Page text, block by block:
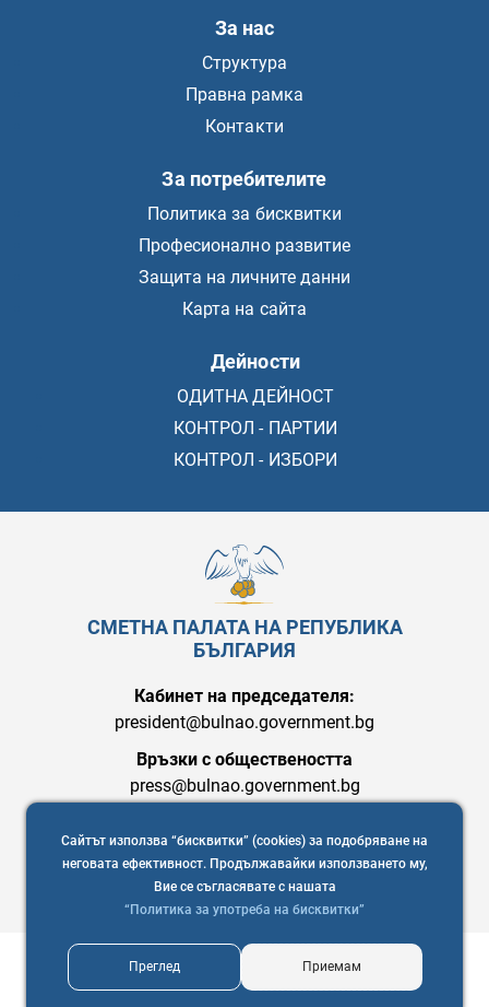
Сайтът използва “бисквитки” (cookies) за подобряване на
неговата ефективност. Продължавайки използването му,
Вие се съгласявате с нашата
“Политика за употреба на бисквитки”
Преглед Приемам
За нас
Структура
Правна рамка
Контакти
За потребителите
Политика за бисквитки
Професионално развитие
Защита на личните данни
Карта на сайта
Дейности
ОДИТНА ДЕЙНОСТ
КОНТРОЛ - ПАРТИИ
КОНТРОЛ - ИЗБОРИ
СМЕТНА ПАЛАТА НА РЕПУБЛИКА
БЪЛГАРИЯ
Кабинет на председателя:
president@bulnao.government.bg
Връзки с обществеността
press@bulnao.government.bg
Copyright © 2021 Сметна палата на Република България